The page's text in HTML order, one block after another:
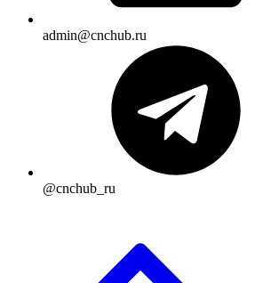
admin@cnchub.ru
@cnchub_ru